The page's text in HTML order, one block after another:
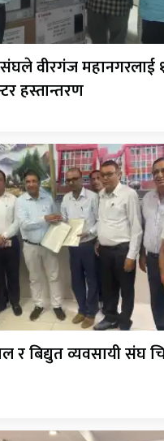
वीरगंज महानगरलाई
हस्तान्तरण
र बिद्युत व्यवसायी संघ